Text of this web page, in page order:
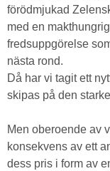
förödmjukad
med en
fredsuppgörelse
nästa rond.
Då har vi tagit ett
skipas på den
Men oberoende av
konsekvens av ett
dess pris i form av